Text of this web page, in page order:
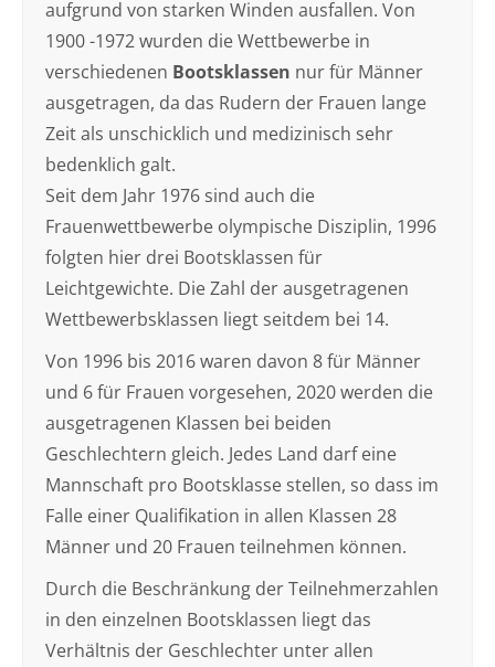
aufgrund von starken Winden ausfallen. Von
1900 -1972 wurden die Wettbewerbe in
verschiedenen Bootsklassen nur für Männer
ausgetragen, da das Rudern der Frauen lange
Zeit als unschicklich und medizinisch sehr
bedenklich galt.
Seit dem Jahr 1976 sind auch die
Frauenwettbewerbe olympische Disziplin, 1996
folgten hier drei Bootsklassen für
Leichtgewichte. Die Zahl der ausgetragenen
Wettbewerbsklassen liegt seitdem bei 14.
Von 1996 bis 2016 waren davon 8 für Männer
und 6 für Frauen vorgesehen, 2020 werden die
ausgetragenen Klassen bei beiden
Geschlechtern gleich. Jedes Land darf eine
Mannschaft pro Bootsklasse stellen, so dass im
Falle einer Qualifikation in allen Klassen 28
Männer und 20 Frauen teilnehmen können.
Durch die Beschränkung der Teilnehmerzahlen
in den einzelnen Bootsklassen liegt das
Verhältnis der Geschlechter unter allen